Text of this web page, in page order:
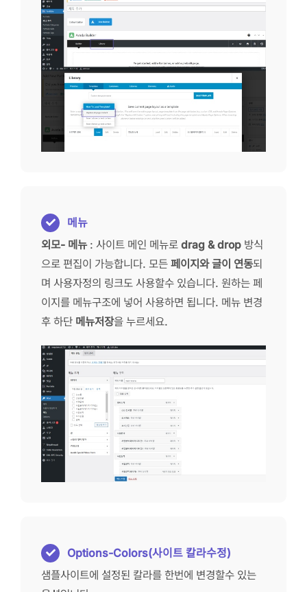
메뉴
외모- 메뉴: 사이트 메인 메뉴로 drag & drop 방식
으로 편집이 가능합니다. 모든 페이지와 글이 연동되
며 사용자정의 링크도 사용할수 있습니다. 원하는 페
이지를 메뉴구조에 넣어 사용하면 됩니다. 메뉴 변경
후 하단 메뉴저장을 누르세요.
Options-Colors(사이트 칼라수정)
샘플사이트에 설정된 칼라를 한번에 변경할수 있는